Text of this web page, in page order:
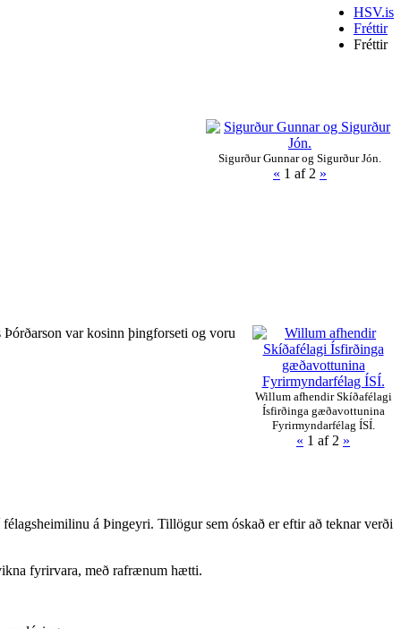
HSV.is
Fréttir
Fréttir
Sigurður Gunnar og Sigurður Jón.
« 1 af 2 »
Willum afhendir Skíðafélagi
Ísfirðinga gæðavottunina
Fyrirmyndarfélag ÍSÍ.
« 1 af 2 »
var kosinn þingforseti og voru
á Þingeyri. Tillögur sem óskað er eftir að teknar verði
fyrirvara, með rafrænum hætti.